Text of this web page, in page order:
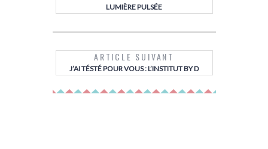
LE SECRET D’UN BRONZAGE QUI
BAUME CORPS À L’HUILE DE COCO
LUMIÈRE PULSÉE
ARTICLE SUIVANT
J’AI TÉSTÉ POUR VOUS : L’INSTITUT BY D